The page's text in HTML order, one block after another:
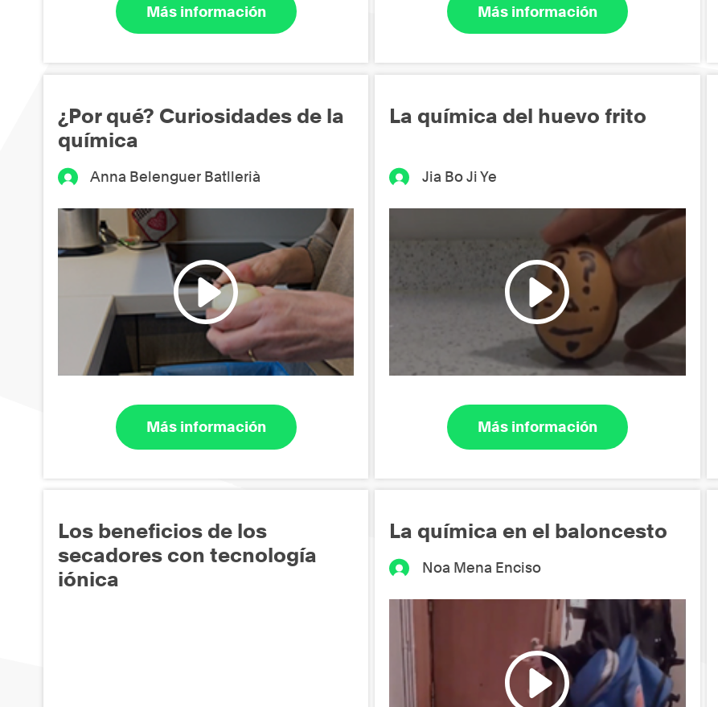
Más información Más información
¿Por qué? Curiosidades de la
química
Anna Belenguer Batllerià
Más información
La química del huevo frito
Jia Bo Ji Ye
Más información
Los beneficios de los
secadores con tecnología
iónica
La química en el baloncesto
Noa Mena Enciso